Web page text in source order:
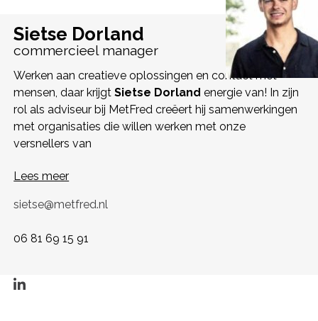
Sietse Dorland
commercieel manager
Werken aan creatieve oplossingen en contact met
mensen, daar krijgtSietse Dorland energie van! In zijn
rol als adviseur bij MetFred creëert hij samenwerkingen
met organisaties die willen werken met onze
versnellers van
Lees meer
sietse@metfred.nl
06 81 69 15 91